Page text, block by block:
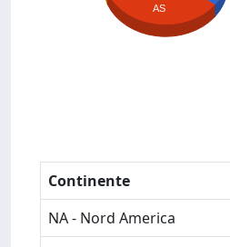
AS
Continente
NA - Nord America